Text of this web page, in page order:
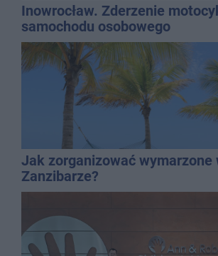
Inowrocław. Zderzenie
samochodu osobowego
Jak zorganizować wymarzone
Zanzibarze?